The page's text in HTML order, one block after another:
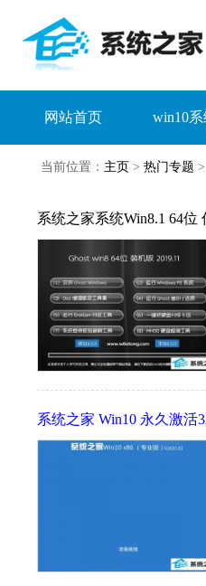
网站首页 win10
当前位置： 主页 > 热门专题 >
系统之家系统Win8.1 64位
系统之家 Win10 永久激活